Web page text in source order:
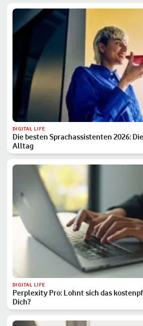
DIGITAL LIFE
Die besten Sprachassistenten 2026:
Alltag
DIGITAL LIFE
Perplexity Pro: Lohnt sich das
Dich?